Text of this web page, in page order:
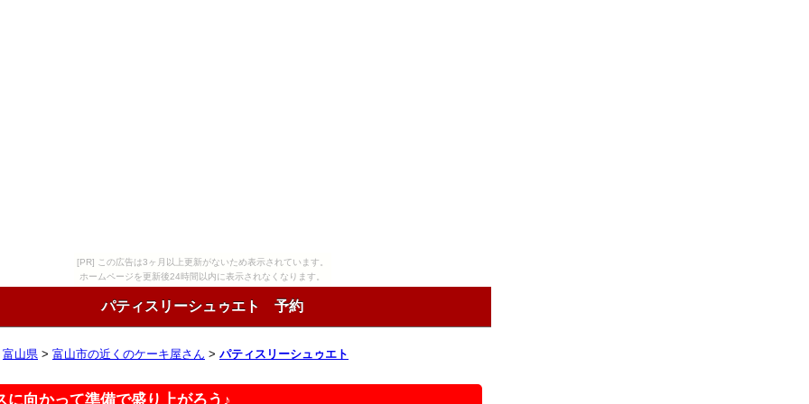
[PR] この広告は3ヶ月以上更新がないため表示されています。
ホームページを更新後24時間以内に表示されなくなります。
パティスリーシュゥエト 予約
富山県 > 富山市の近くのケーキ屋さん > パティスリーシュゥエト
に向かって準備で盛り上がろう♪